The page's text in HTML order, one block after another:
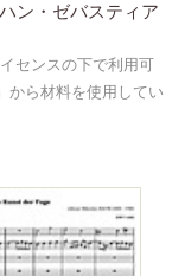
ン・ゼバスティア
センスの下で利用可
から材料を使用してい